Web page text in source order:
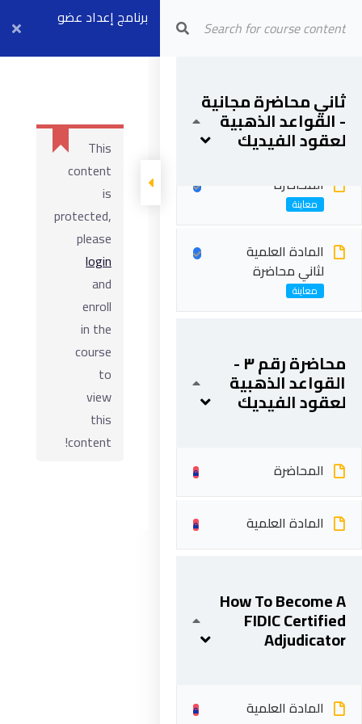
Arab Center for Arbitration
برنامج إعداد عضو
مجلس فض
بث مباشر ٦ أبريل
ثاني محاضرة مجانية
- القواعد الذهبية
لعقود الفيديك
المحاضرة
المادة العلمية
لثاني محاضرة
محاضرة رقم ٣ -
القواعد الذهبية
لعقود الفيديك
المحاضرة
المادة العلمية
How To Become A
FIDIC Certified
Adjudicator
المادة العلمية
This
content
is
protected,
please
login
and
enroll
in the
course
to
view
this
content!
5 شارع 278 – المعادي الجديدة – القاهرة – جمهورية مصر
العربية
info@acarea.com.eg